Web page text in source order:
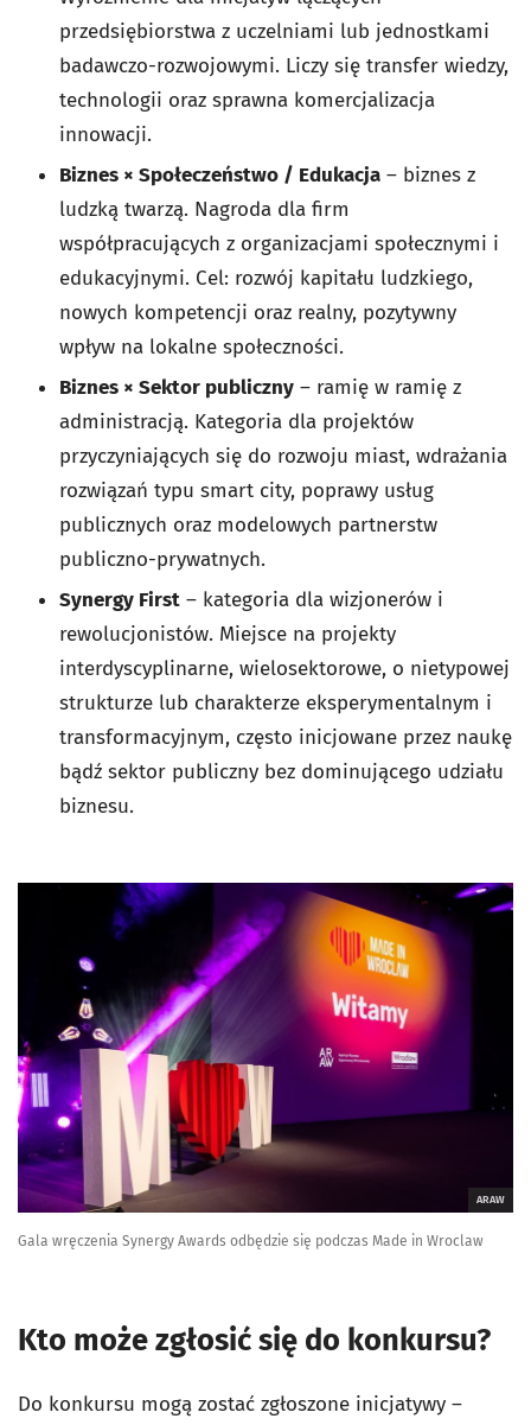
przedsiębiorstwa z uczelniami lub jednostkami
badawczo-rozwojowymi. Liczy się transfer wiedzy,
technologii oraz sprawna komercjalizacja
innowacji.
Biznes × Społeczeństwo / Edukacja – biznes z
ludzką twarzą. Nagroda dla firm
współpracujących z organizacjami społecznymi i
edukacyjnymi. Cel: rozwój kapitału ludzkiego,
nowych kompetencji oraz realny, pozytywny
wpływ na lokalne społeczności.
Biznes × Sektor publiczny – ramię w ramię z
administracją. Kategoria dla projektów
przyczyniających się do rozwoju miast, wdrażania
rozwiązań typu smart city, poprawy usług
publicznych oraz modelowych partnerstw
publiczno-prywatnych.
Synergy First – kategoria dla wizjonerów i
rewolucjonistów. Miejsce na projekty
interdyscyplinarne, wielosektorowe, o nietypowej
strukturze lub charakterze eksperymentalnym i
transformacyjnym, często inicjowane przez naukę
bądź sektor publiczny bez dominującego udziału
biznesu.
ARAW
Gala wręczenia Synergy Awards odbędzie się podczas Made in Wroclaw
Kto może zgłosić się do konkursu?
Do konkursu mogą zostać zgłoszone inicjatywy –